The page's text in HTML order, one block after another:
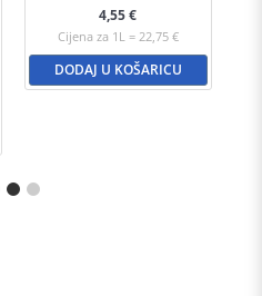
4,55€
Cijena za 1L = 22,75 €
DODAJ U KOŠARICU